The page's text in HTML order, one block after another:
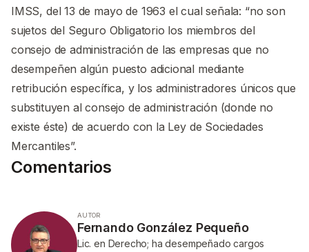
IMSS, del 13 de mayo de 1963 el cual señala: “no son
sujetos del Seguro Obligatorio los miembros del
consejo de administración de las empresas que no
desempeñen algún puesto adicional mediante
retribución específica, y los administradores únicos que
substituyen al consejo de administración (donde no
existe éste) de acuerdo con la Ley de Sociedades
Mercantiles”.
Comentarios
AUTOR
Fernando González Pequeño
Lic. en Derecho; ha desempeñado cargos